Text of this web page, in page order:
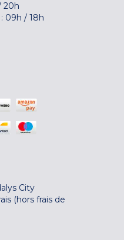
20h
09h / 18h
City
(hors frais de